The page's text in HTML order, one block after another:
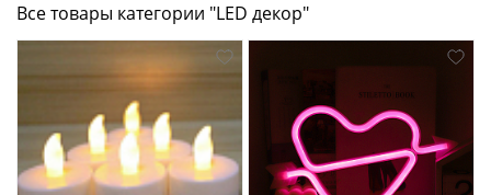
Все товары категории "LED декор"